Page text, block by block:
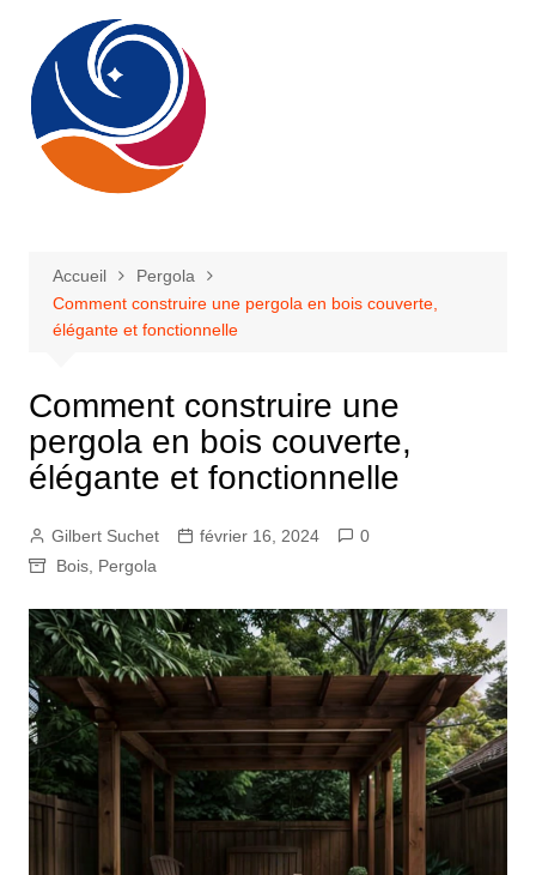
contenu
Accueil
Pergola
Comment construire une pergola en bois couverte,
élégante et fonctionnelle
Comment construire une
pergola en bois couverte,
élégante et fonctionnelle
Gilbert Suchet février 16, 2024
0
Bois, Pergola